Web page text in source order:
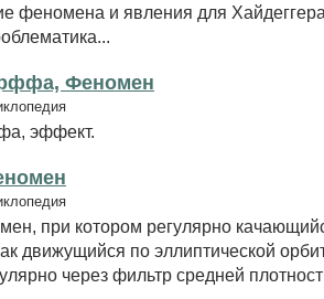
феномена и явления для
Феномен
эффект.
при котором регулярно
движущийся по эллиптической
через фильтр средней